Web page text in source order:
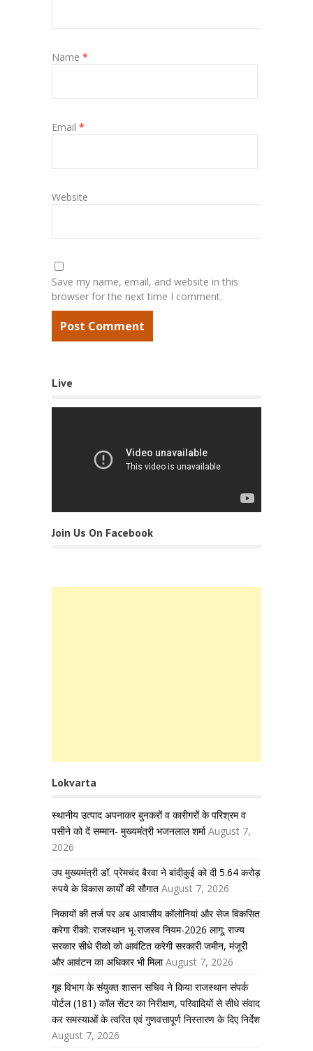
Name *
Email *
Website
Save my name, email, and website in this
browser for the next time I comment.
Live
Join Us On Facebook
Lokvarta
स्थानीय उत्पाद अपनाकर बुनकरों व कारीगरों के परिश्रम व
पसीने को दें सम्मान- मुख्यमंत्री भजनलाल शर्मा August 7,
2026
उप मुख्यमंत्री डॉ. प्रेमचंद बैरवा ने बांदीकुई को दी 5.64 करोड़
रुपये के विकास कार्यों की सौगात August 7, 2026
निकायों की तर्ज पर अब आवासीय कॉलोनियां और सेज विकसित
करेगा रीको: राजस्थान भू-राजस्व नियम-2026 लागू; राज्य
सरकार सीधे रीको को आवंटित करेगी सरकारी जमीन, मंजूरी
और आवंटन का अधिकार भी मिला August 7, 2026
गृह विभाग के संयुक्त शासन सचिव ने किया राजस्थान संपर्क
पोर्टल (181) कॉल सेंटर का निरीक्षण, परिवादियों से सीधे संवाद
कर समस्याओं के त्वरित एवं गुणवत्तापूर्ण निस्तारण के दिए निर्देश
August 7, 2026